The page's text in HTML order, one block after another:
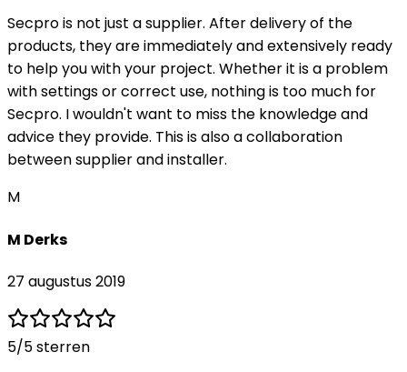
Secpro is not just a supplier. After delivery of the
products, they are immediately and extensively ready
to help you with your project. Whether it is a problem
with settings or correct use, nothing is too much for
Secpro. I wouldn't want to miss the knowledge and
advice they provide. This is also a collaboration
between supplier and installer.
M
M Derks
27 augustus 2019
5/5 sterren